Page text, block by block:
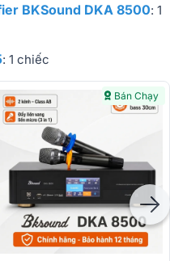
BKSound DKA 8500: 1
: 1 chiếc
Bán Chạy